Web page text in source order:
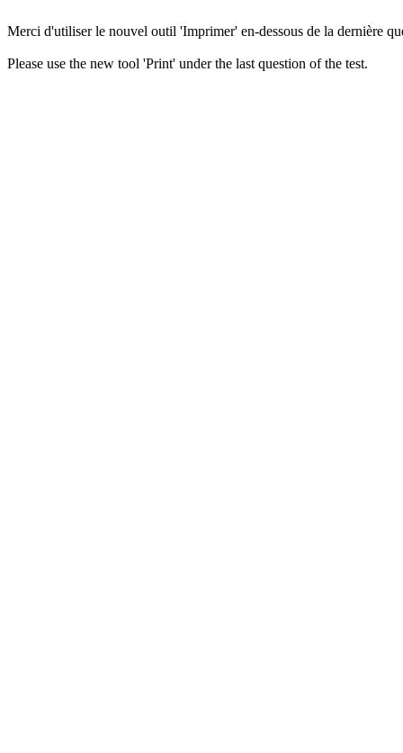
Merci d'utiliser le nouvel outil 'Imprimer' en-dessous de la dernière
Please use the new tool 'Print' under the last question of the test.